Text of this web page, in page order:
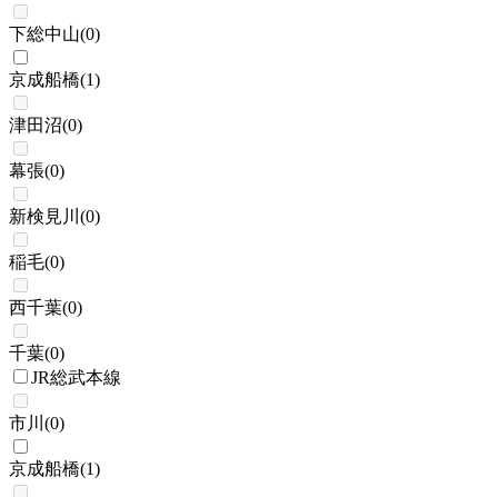
下総中山(0)
京成船橋(1)
津田沼(0)
幕張(0)
新検見川 (0)
稲毛(0)
西千葉(0)
千葉(0)
JR総武本線
市川 (0)
京成船橋(1)